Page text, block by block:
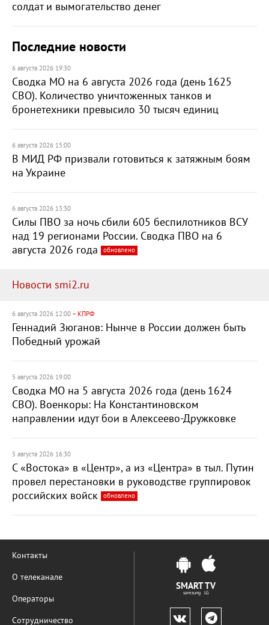
солдат и вымогательство денег
Последние новости
6 августа 2026 19:30
Сводка МО на 6 августа 2026 года (день 1625
СВО). Количество уничтоженных танков и
бронетехники превысило 30 тысяч единиц
6 августа 2026 15:00
В МИД РФ призвали готовиться к затяжным боям
на Украине
6 августа 2026 13:30
Силы ПВО за ночь сбили 605 беспилотников ВСУ
над 19 регионами России. Сводка ПВО на 6
августа 2026 года
обновлено
Новости smi2.ru
6 августа 2026 12:00 – КПРФ
Геннадий Зюганов: Нынче в России должен быть
Победный урожай
5 августа 2026 19:00
Сводка МО на 5 августа 2026 года (день 1624
СВО). Военкоры: На Константиновском
направлении идут бои в Алексеево-Дружковке
5 августа 2026 16:30
С «Востока» в «Центр», а из «Центра» в тыл. Путин
провел перестановки в руководстве группировок
российских войск
обновлено
Контакты
О телеканале
Операторы
Сотрудничество
SMART TV
samsung LG